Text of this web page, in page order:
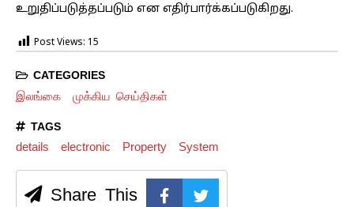
உறுதிப்படுத்தப்படும் என எதிர்பார்க்கப்படுகிறது.
Post Views: 15
CATEGORIES
இலங்கை முக்கிய செய்திகள்
TAGS
details electronic Property System
Share This